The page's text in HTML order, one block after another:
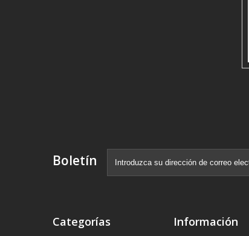
Boletín
Categorías Información